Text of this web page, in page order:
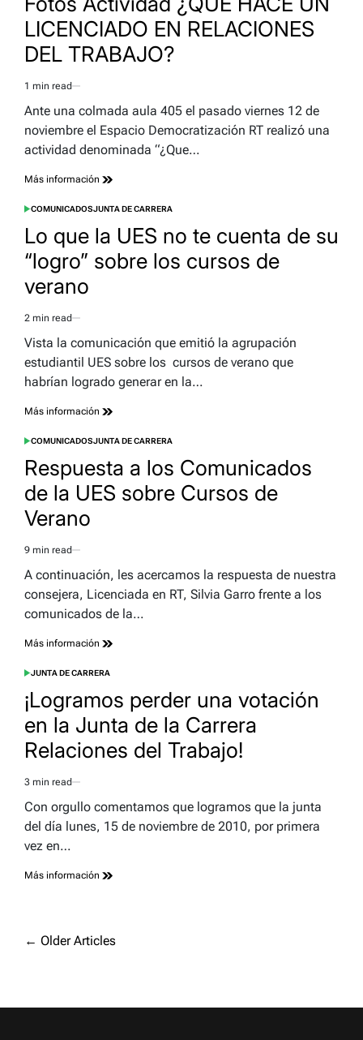
LICENCIADO EN RELACIONES
DEL TRABAJO?
Estimated
read
1 min read
Ante una colmada aula 405 el pasado viernes 12 de
noviembre el Espacio Democratización RT realizó una
actividad denominada “¿Que…
Más información
POSTED
COMUNICADOSJUNTA DE CARRERA
Lo que la UES no te cuenta de su
“logro” sobre los cursos de
verano
Estimated
read
2 min read
Vista la comunicación que emitió la agrupación
estudiantil UES sobre los cursos de verano que
habrían logrado generar en la…
Más información
POSTED
COMUNICADOSJUNTA DE CARRERA
Respuesta a los Comunicados
de la UES sobre Cursos de
Verano
Estimated
read
9 min read
A continuación, les acercamos la respuesta de nuestra
consejera, Licenciada en RT, Silvia Garro frente a los
comunicados de la…
Más información
POSTED
JUNTA DE CARRERA
¡Logramos perder una votación
en la Junta de la Carrera
Relaciones del Trabajo!
Estimated
read
3 min read
Con orgullo comentamos que logramos que la junta
del día lunes, 15 de noviembre de 2010, por primera
vez en…
Más información
Navegación
← Older Articles